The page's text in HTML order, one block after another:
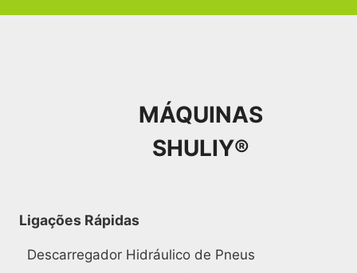
MÁQUINAS
SHULIY®
Ligações Rápidas
Descarregador Hidráulico de Pneus